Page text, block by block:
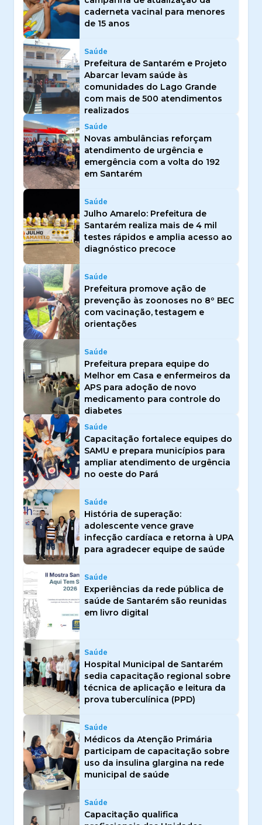
caderneta vacinal para menores
de 15 anos
Saúde
Prefeitura de Santarém e Projeto
Abarcar levam saúde às
comunidades do Lago Grande
com mais de 500 atendimentos
realizados
Saúde
Novas ambulâncias reforçam
atendimento de urgência e
emergência com a volta do 192
em Santarém
Saúde
Julho Amarelo: Prefeitura de
Santarém realiza mais de 4 mil
testes rápidos e amplia acesso ao
diagnóstico precoce
Saúde
Prefeitura promove ação de
prevenção às zoonoses no 8º BEC
com vacinação, testagem e
orientações
Saúde
Prefeitura prepara equipe do
Melhor em Casa e enfermeiros da
APS para adoção de novo
medicamento para controle do
diabetes
Saúde
Capacitação fortalece equipes do
SAMU e prepara municípios para
ampliar atendimento de urgência
no oeste do Pará
Saúde
História de superação:
adolescente vence grave
infecção cardíaca e retorna à UPA
para agradecer equipe de saúde
Saúde
Experiências da rede pública de
saúde de Santarém são reunidas
em livro digital
Saúde
Hospital Municipal de Santarém
sedia capacitação regional sobre
técnica de aplicação e leitura da
prova tuberculínica (PPD)
Saúde
Médicos da Atenção Primária
participam de capacitação sobre
uso da insulina glargina na rede
municipal de saúde
Saúde
Capacitação qualifica